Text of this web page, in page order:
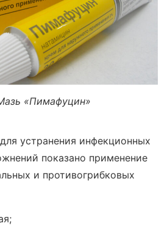
«Пимафуцин»
устранения инфекционных
показано применение
и противогрибковых